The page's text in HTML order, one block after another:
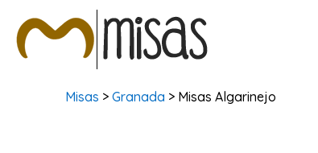
Misas >Granada > Misas Algarinejo